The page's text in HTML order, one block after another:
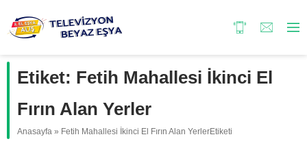
Etiket: Fetih Mahallesi İkinci El
Fırın Alan Yerler
Anasayfa » Fetih Mahallesi İkinci El Fırın Alan YerlerEtiketi